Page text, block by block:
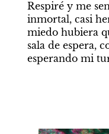
Respiré y me
inmortal, casi
miedo hubiera
sala de espera,
esperando mi